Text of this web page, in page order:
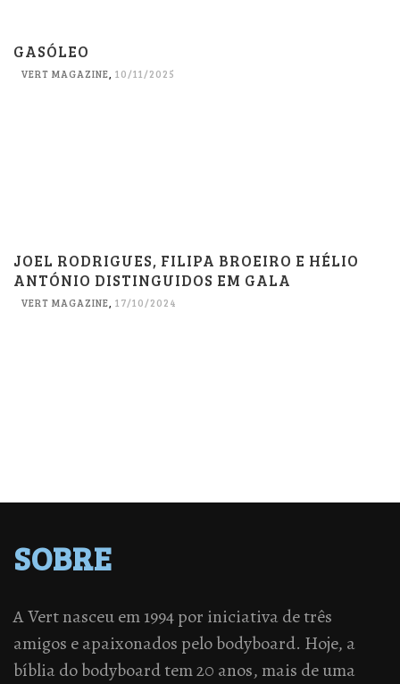
GASÓLEO
VERT MAGAZINE, 10/11/2025
JOEL RODRIGUES, FILIPA BROEIRO E HÉLIO
ANTÓNIO DISTINGUIDOS EM GALA
VERT MAGAZINE, 17/10/2024
SOBRE
A Vert nasceu em 1994 por iniciativa de três
amigos e apaixonados pelo bodyboard. Hoje, a
bíblia do bodyboard tem 20 anos, mais de uma